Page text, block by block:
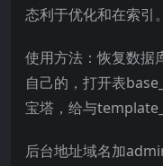
态利于优化和在索引。
使用方法：恢复数
自己的，打开表
宝塔，给与
后台地址域名加